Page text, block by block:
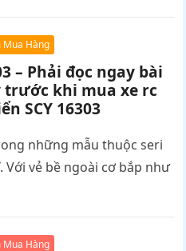
Mua Hàng
– Phải đọc ngay bài
trước khi mua xe rc
SCY 16303
những mẫu thuộc seri
Với vẻ bề ngoài cơ bắp như
Mua Hàng